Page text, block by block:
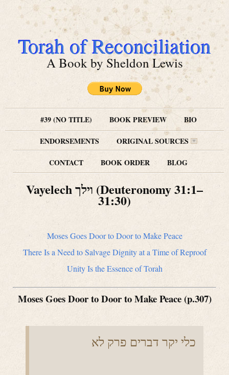
Torah of Reconciliation
A Book by Sheldon Lewis
#39 (NO TITLE) BOOK PREVIEW
BIO
ENDORSEMENTS
ORIGINAL SOURCES
CONTACT
BOOK ORDER BLOG
Vayelech וילך (Deuteronomy 31:1–
31:30)
Moses Goes Door to Door to Make Peace
There Is a Need to Salvage Dignity at a Time of Reproof
Unity Is the Essence of Torah
Moses Goes Door to Door to Make Peace (p.307)
כלי יקר דברים פרק לא